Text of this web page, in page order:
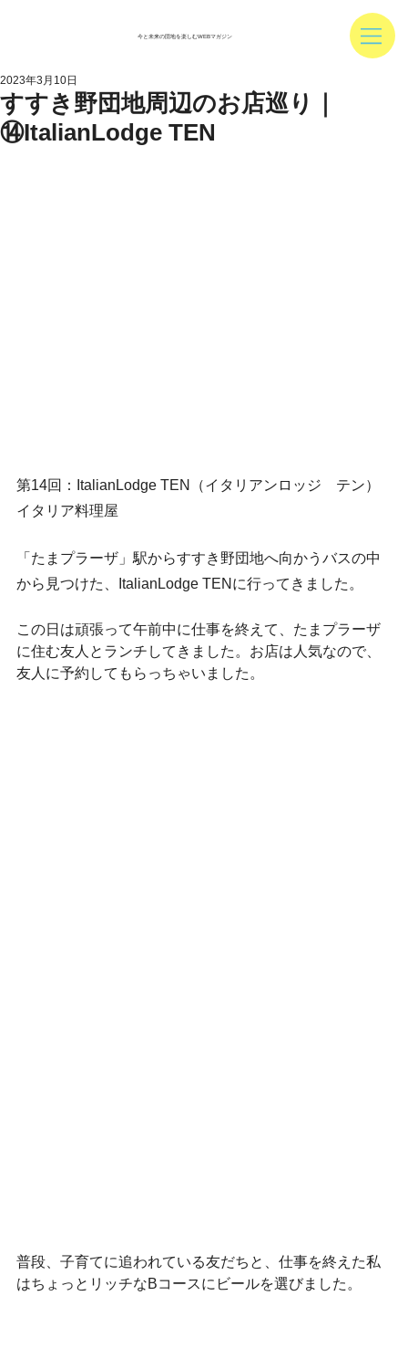
今と未来の団地を楽しむWEBマガジン
すすき野団地周辺のお店巡り｜
⑭ItalianLodge TEN
2023年3月10日
第14回：ItalianLodge TEN（イタリアンロッジ　テン）
イタリア料理屋
「たまプラーザ」駅からすすき野団地へ向かうバスの中
から見つけた、ItalianLodge TENに行ってきました。
この日は頑張って午前中に仕事を終えて、たまプラーザ
に住む友人とランチしてきました。お店は人気なので、
友人に予約してもらっちゃいました。
普段、子育てに追われている友だちと、仕事を終えた私
はちょっとリッチなBコースにビールを選びました。